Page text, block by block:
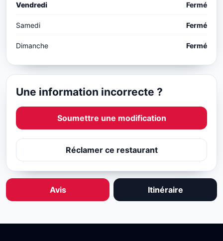
Vendredi Fermé
Samedi Fermé
Dimanche Fermé
Une information incorrecte ?
Soumettre une modification
Réclamer ce restaurant
Avis Itinéraire